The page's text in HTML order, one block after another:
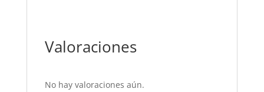
Valoraciones
No hay valoraciones aún.